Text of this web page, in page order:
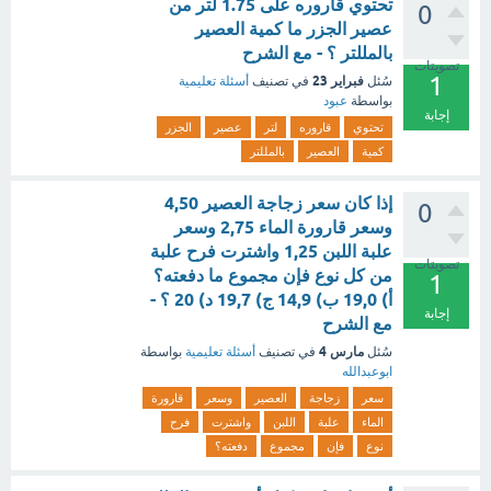
0
تصويتات
1
إجابة
تحتوي قاروره على 1.75 لتر من
عصير الجزر ما كمية العصير
بالمللتر ؟ - مع الشرح
سُئل فبراير 23 في تصنيف أسئلة تعليمية
بواسطة عبود
تحتوي قاروره لتر عصير
الجزر
كمية
العصير بالمللتر
0
تصويتات
1
إجابة
إذا كان سعر زجاجة العصير 4,50
وسعر قارورة الماء 2,75 وسعر
علبة اللبن 1,25 واشترت فرح علبة
من كل نوع فإن مجموع ما دفعته؟
أ) 19,0 ب) 14,9 ج) 19,7 د) 20 ؟ -
مع الشرح
سُئل مارس 4 في تصنيف أسئلة تعليمية بواسطة
ابوعبدالله
سعر زجاجة العصير وسعر
قارورة
الماء
علبة اللبن واشترت
فرح
نوع
فإن مجموع دفعته؟